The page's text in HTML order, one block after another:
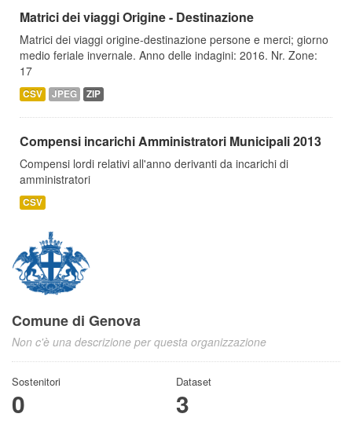
Matrici dei viaggi Origine - Destinazione
Matrici dei viaggi origine-destinazione persone e merci; giorno
medio feriale invernale. Anno delle indagini: 2016. Nr. Zone:
17
CSV JPEG ZIP
Compensi incarichi Amministratori Municipali 2013
Compensi lordi relativi all'anno derivanti da incarichi di
amministratori
CSV
Comune di Genova
Non c'è una descrizione per questa organizzazione
Sostenitori
0
Dataset
3